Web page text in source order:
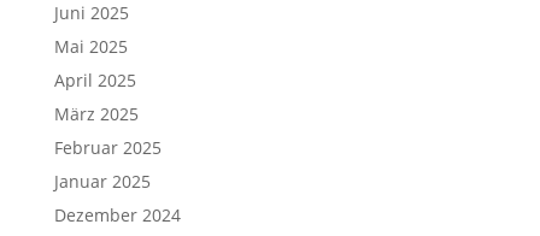
Juni 2025
Mai 2025
April 2025
März 2025
Februar 2025
Januar 2025
Dezember 2024